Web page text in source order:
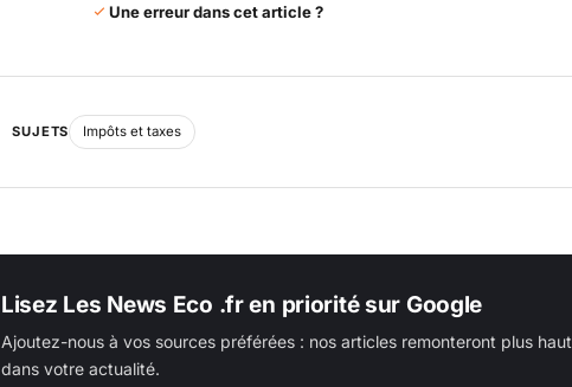
Une erreur dans cet article ?
SUJETS Impôts et taxes
Lisez Les News Eco .fr en priorité sur Google
Ajoutez-nous à vos sources préférées : nos articles remonteront plus haut
dans votre actualité.